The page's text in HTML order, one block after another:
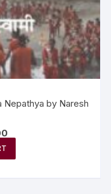
Nepathya by Naresh